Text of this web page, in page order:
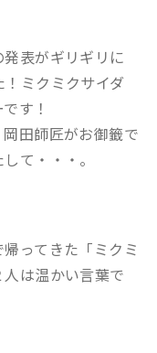
表がギリギリに
ミクミクサイダ
す！
田師匠がお御籤で
て・・・。
ってきた「ミクミ
は温かい言葉で